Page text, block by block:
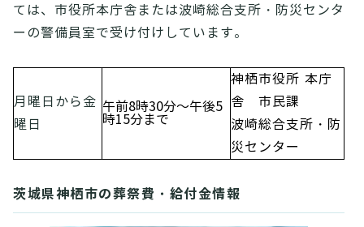
ては、市役所本庁舎または波崎総合支所・防災センタ
ーの警備員室で受け付けしています。
月曜日から金
曜日
午前8時30分～午後5
時15分まで
神栖市役所 本庁
舎 市民課
波崎総合支所・防
災センター
茨城県神栖市の葬祭費・給付金情報